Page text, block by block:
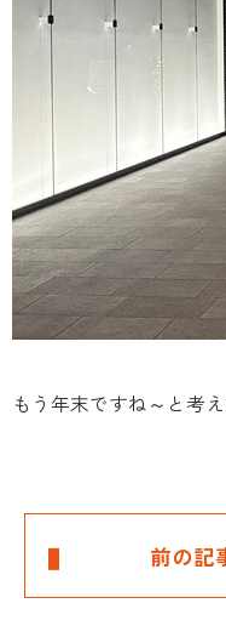
もう年末ですね～と考
前の記